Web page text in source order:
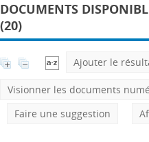
DOCUMENTS
(20)
Ajouter le
Visionner les documents
Faire une suggestion